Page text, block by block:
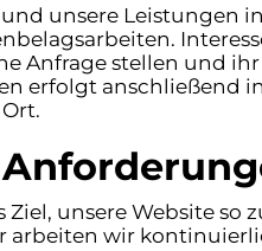
unsere Leistungen
Anfrage stellen und
erfolgt anschließend
unsere Website so
arbeiten wir